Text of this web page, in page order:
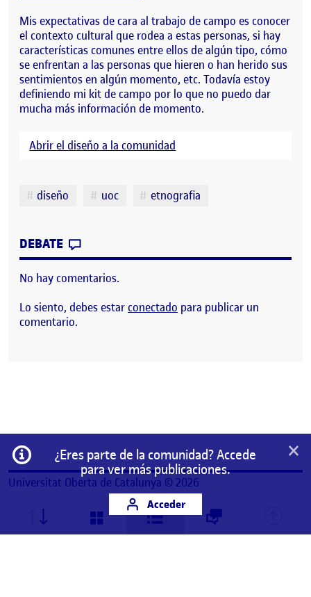
Mis expectativas de cara al trabajo de campo es conocer
el contexto cultural que rodea a estas personas, si hay
características comunes entre ellos de algún tipo, cómo
se enfrentan a las personas que hieren o han herido sus
sentimientos en algún momento, etc. Todavía estoy
definiendo mi kit de campo por lo que no puedo dar
mucha más información de momento.
Abrir el diseño a la comunidad
Etiquetas
diseño uoc etnografia
DEBATE
No hay comentarios.
Lo siento, debes estarconectado para publicar un
comentario.
Información
¿Eres parte de la comunidad? Accede
para ver más publicaciones.
Acceder
×
Universitat Oberta de Catalunya © 2026